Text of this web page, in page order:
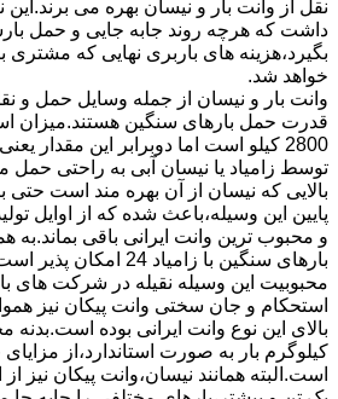
نقل از وانت بار و نیسان بهره می برند.این
داشت که هرچه روند جابه جایی و حمل
بگیرد،هزینه های باربری نهایی که مشتری
خواهد شد.
وانت بار و نیسان از جمله وسایل حمل و
قدرت حمل بارهای سنگین هستند.میزان
توسط زامیاد یا نیسان آبی به راحتی
بالایی که نیسان از آن بهره مند است حتی
پایین این وسیله،باعث شده که از اوایل
و محبوب ترین وانت ایرانی باقی
بارهای سنگین با زامیاد
محبوبیت این وسیله نقیله در شرکت های
استحکام و جان سختی وانت پیکان نیز
کیلوگرم بار به صورت استاندارد،از
است.البته همانند نیسان،وانت پیکان نیز از